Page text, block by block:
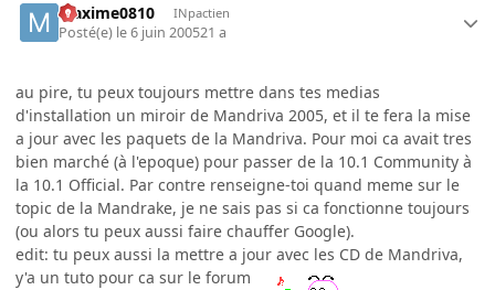
Maxime0810 INpactien
Posté(e) le 6 juin 200521 a
au pire, tu peux toujours mettre dans tes medias
d'installation un miroir de Mandriva 2005, et il te fera la mise
a jour avec les paquets de la Mandriva. Pour moi ca avait tres
bien marché (à l'epoque) pour passer de la 10.1 Community à
la 10.1 Official. Par contre renseigne-toi quand meme sur le
topic de la Mandrake, je ne sais pas si ca fonctionne toujours
(ou alors tu peux aussi faire chauffer Google).
edit: tu peux aussi la mettre a jour avec les CD de Mandriva,
y'a un tuto pour ca sur le forum